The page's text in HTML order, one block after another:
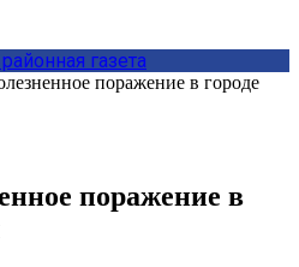
газета
поражение в городе
поражение в